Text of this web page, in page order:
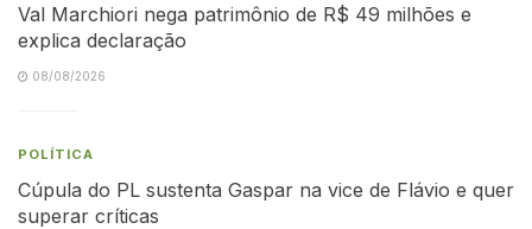
Val Marchiori nega patrimônio de R$ 49 milhões e
explica declaração
08/08/2026
POLÍTICA
Cúpula do PL sustenta Gaspar na vice de Flávio e quer
superar críticas